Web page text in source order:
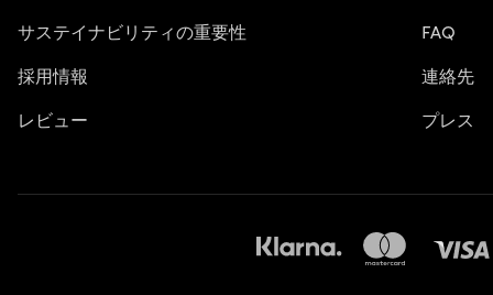
サステイナビリティの重要性
採用情報
レビュー
FAQ
連絡先
プレス